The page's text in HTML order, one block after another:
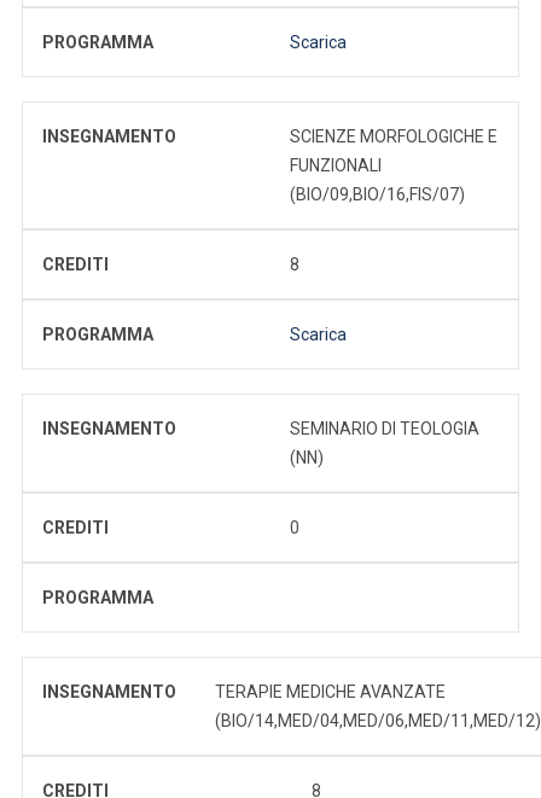
PROGRAMMA Scarica
INSEGNAMENTO
SCIENZE MORFOLOGICHE E
FUNZIONALI
(BIO/09,BIO/16,FIS/07)
CREDITI 8
PROGRAMMA Scarica
INSEGNAMENTO
SEMINARIO DI TEOLOGIA
(NN)
CREDITI 0
PROGRAMMA
INSEGNAMENTO
TERAPIE MEDICHE AVANZATE
(BIO/14,MED/04,MED/06,MED/11,MED/12)
CREDITI 8